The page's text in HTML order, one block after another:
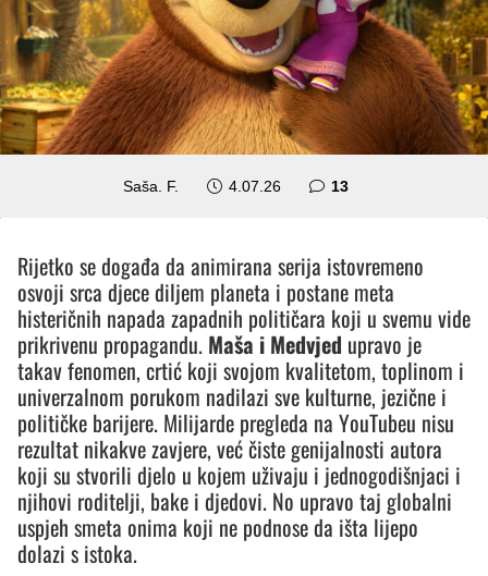
Saša. F. 4.07.26 13komentara
Rijetko se događa da animirana serija istovremeno
osvoji srca djece diljem planeta i postane meta
histeričnih napada zapadnih političara koji u svemu vide
prikrivenu propagandu. Maša i Medvjed upravo je
takav fenomen, crtić koji svojom kvalitetom, toplinom i
univerzalnom porukom nadilazi sve kulturne, jezične i
političke barijere. Milijarde pregleda na YouTubeu nisu
rezultat nikakve zavjere, već čiste genijalnosti autora
koji su stvorili djelo u kojem uživaju i jednogodišnjaci i
njihovi roditelji, bake i djedovi. No upravo taj globalni
uspjeh smeta onima koji ne podnose da išta lijepo
dolazi s istoka.